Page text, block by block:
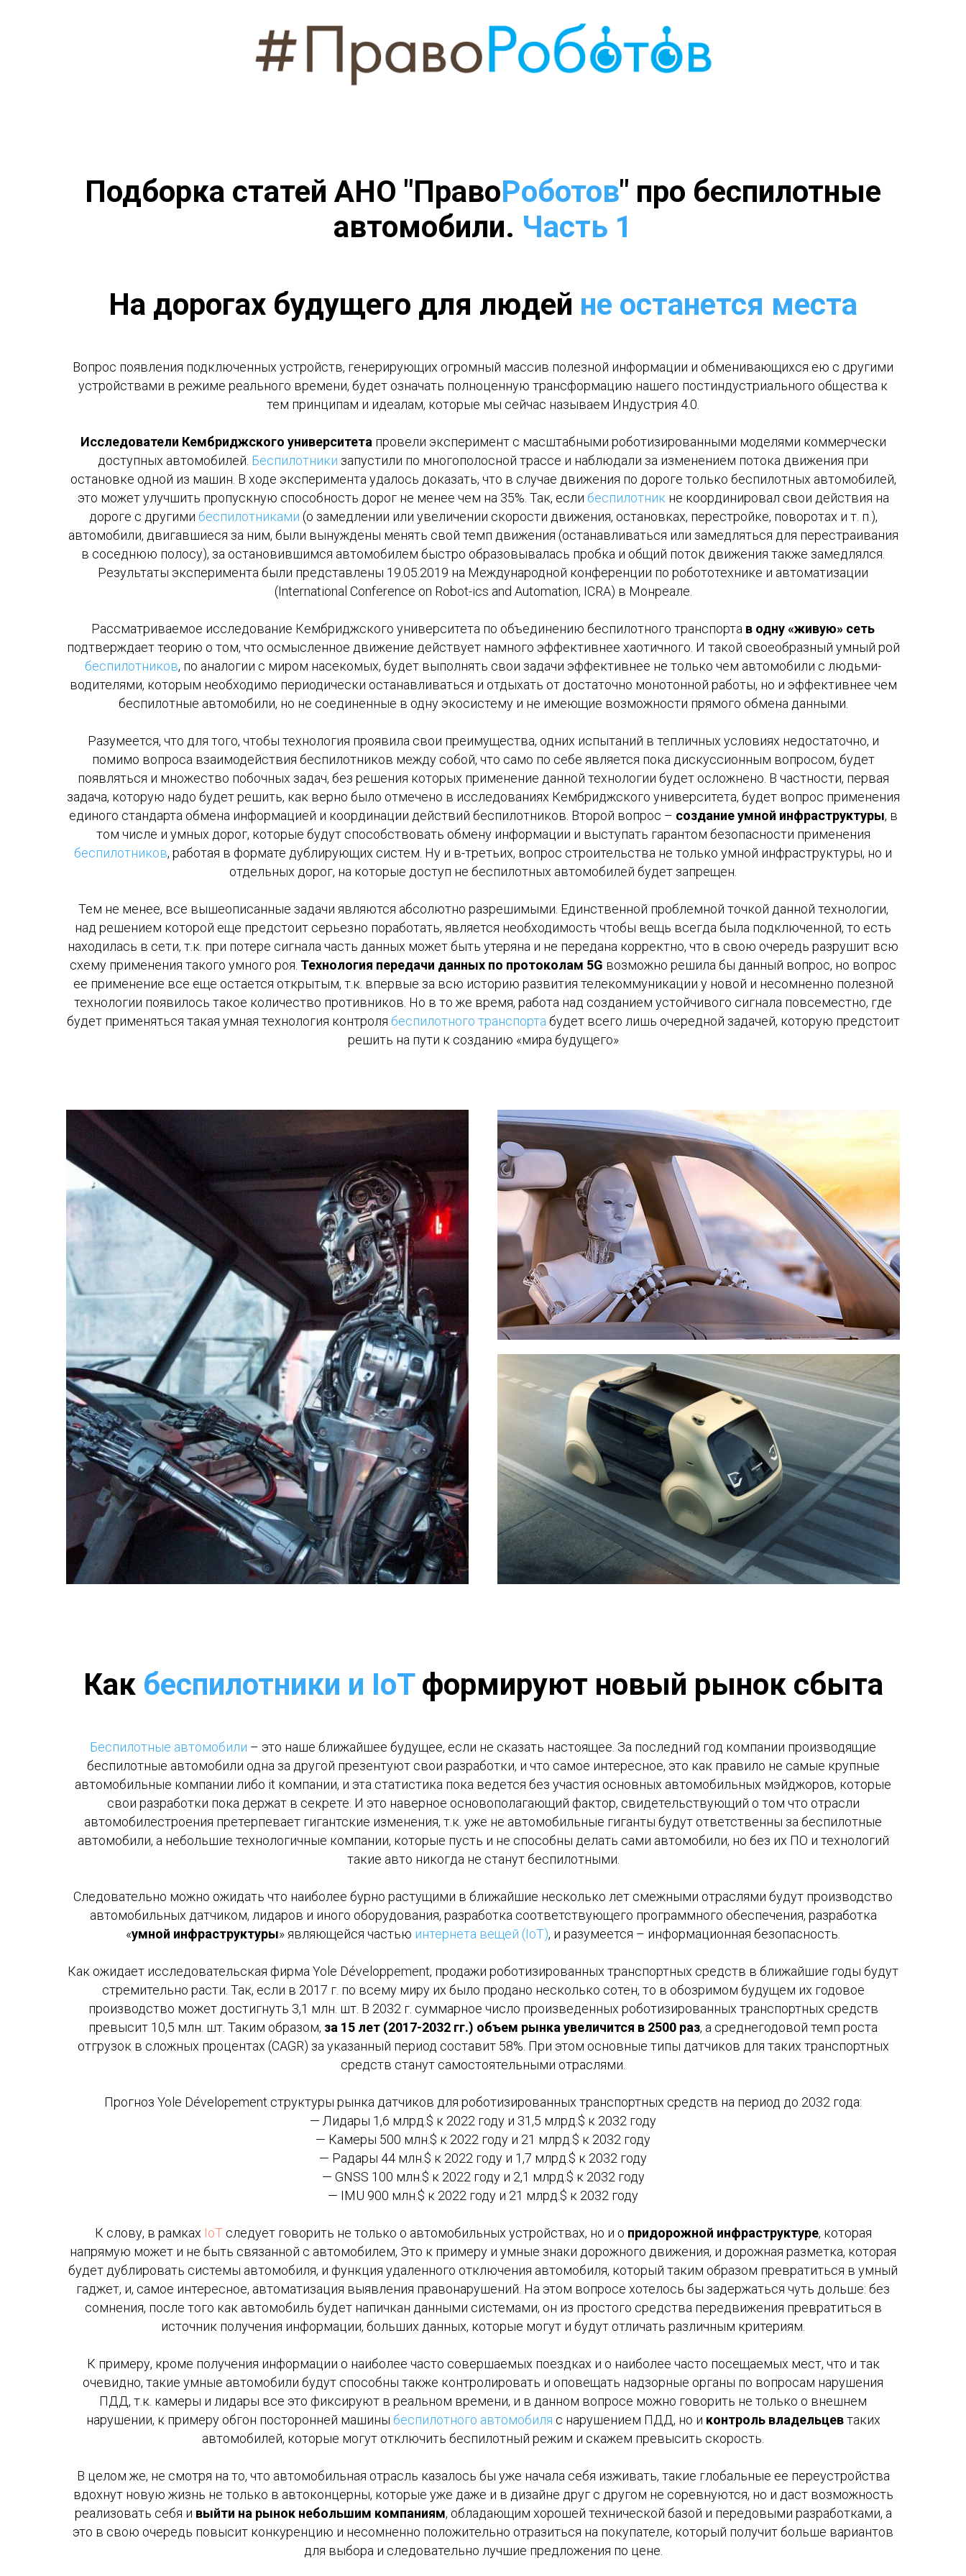
Подборка статей АНО "ПравоРоботов" про беспилотные
автомобили. Часть 1
На дорогах будущего для людей не останется места
Вопрос появления подключенных устройств, генерирующих огромный массив полезной информации и обменивающихся ею с другими
устройствами в режиме реального времени, будет означать полноценную трансформацию нашего постиндустриального общества к
тем принципам и идеалам, которые мы сейчас называем Индустрия 4.0.
Исследователи Кембриджского университета провели эксперимент с масштабными роботизированными моделями коммерчески
доступных автомобилей. Беспилотники запустили по многополосной трассе и наблюдали за изменением потока движения при
остановке одной из машин. В ходе эксперимента удалось доказать, что в случае движения по дороге только беспилотных автомобилей,
это может улучшить пропускную способность дорог не менее чем на 35%. Так, если беспилотник не координировал свои действия на
дороге с другими беспилотниками (о замедлении или увеличении скорости движения, остановках, перестройке, поворотах и т. п.),
автомобили, двигавшиеся за ним, были вынуждены менять свой темп движения (останавливаться или замедляться для перестраивания
в соседнюю полосу), за остановившимся автомобилем быстро образовывалась пробка и общий поток движения также замедлялся.
Результаты эксперимента были представлены 19.05.2019 на Международной конференции по робототехнике и автоматизации
(International Conference on Robot-ics and Automation, ICRA) в Монреале.
Рассматриваемое исследование Кембриджского университета по объединению беспилотного транспорта в одну «живую» сеть
подтверждает теорию о том, что осмысленное движение действует намного эффективнее хаотичного. И такой своеобразный умный рой
беспилотников, по аналогии с миром насекомых, будет выполнять свои задачи эффективнее не только чем автомобили с людьми-
водителями, которым необходимо периодически останавливаться и отдыхать от достаточно монотонной работы, но и эффективнее чем
беспилотные автомобили, но не соединенные в одну экосистему и не имеющие возможности прямого обмена данными.
Разумеется, что для того, чтобы технология проявила свои преимущества, одних испытаний в тепличных условиях недостаточно, и
помимо вопроса взаимодействия беспилотников между собой, что само по себе является пока дискуссионным вопросом, будет
появляться и множество побочных задач, без решения которых применение данной технологии будет осложнено. В частности, первая
задача, которую надо будет решить, как верно было отмечено в исследованиях Кембриджского университета, будет вопрос применения
единого стандарта обмена информацией и координации действий беспилотников. Второй вопрос – создание умной инфраструктуры, в
том числе и умных дорог, которые будут способствовать обмену информации и выступать гарантом безопасности применения
беспилотников, работая в формате дублирующих систем. Ну и в-третьих, вопрос строительства не только умной инфраструктуры, но и
отдельных дорог, на которые доступ не беспилотных автомобилей будет запрещен.
Тем не менее, все вышеописанные задачи являются абсолютно разрешимыми. Единственной проблемной точкой данной технологии,
над решением которой еще предстоит серьезно поработать, является необходимость чтобы вещь всегда была подключенной, то есть
находилась в сети, т.к. при потере сигнала часть данных может быть утеряна и не передана корректно, что в свою очередь разрушит всю
схему применения такого умного роя. Технология передачи данных по протоколам 5G возможно решила бы данный вопрос, но вопрос
ее применение все еще остается открытым, т.к. впервые за всю историю развития телекоммуникации у новой и несомненно полезной
технологии появилось такое количество противников. Но в то же время, работа над созданием устойчивого сигнала повсеместно, где
будет применяться такая умная технология контроля беспилотного транспорта будет всего лишь очередной задачей, которую предстоит
решить на пути к созданию «мира будущего»
Как беспилотники и IoTформируют новый рынок сбыта
Беспилотные автомобили – это наше ближайшее будущее, если не сказать настоящее. За последний год компании производящие
беспилотные автомобили одна за другой презентуют свои разработки, и что самое интересное, это как правило не самые крупные
автомобильные компании либо it компании, и эта статистика пока ведется без участия основных автомобильных мэйджоров, которые
свои разработки пока держат в секрете. И это наверное основополагающий фактор, свидетельствующий о том что отрасли
автомобилестроения претерпевает гигантские изменения, т.к. уже не автомобильные гиганты будут ответственны за беспилотные
автомобили, а небольшие технологичные компании, которые пусть и не способны делать сами автомобили, но без их ПО и технологий
такие авто никогда не станут беспилотными.
Следовательно можно ожидать что наиболее бурно растущими в ближайшие несколько лет смежными отраслями будут производство
автомобильных датчиком, лидаров и иного оборудования, разработка соответствующего программного обеспечения, разработка
«умной инфраструктуры» являющейся частью интернета вещей (IoT), и разумеется – информационная безопасность.
Как ожидает исследовательская фирма Yole Développement, продажи роботизированных транспортных средств в ближайшие годы будут
стремительно расти. Так, если в 2017 г. по всему миру их было продано несколько сотен, то в обозримом будущем их годовое
производство может достигнуть 3,1 млн. шт. В 2032 г. суммарное число произведенных роботизированных транспортных средств
превысит 10,5 млн. шт. Таким образом, за 15 лет (2017-2032 гг.) объем рынка увеличится в 2500 раз, а среднегодовой темп роста
отгрузок в сложных процентах (CAGR) за указанный период составит 58%. При этом основные типы датчиков для таких транспортных
средств станут самостоятельными отраслями.
Прогноз Yole Dévelopement структуры рынка датчиков для роботизированных транспортных средств на период до 2032 года:
— Лидары 1,6 млрд.$ к 2022 году и 31,5 млрд.$ к 2032 году
— Камеры 500 млн.$ к 2022 году и 21 млрд.$ к 2032 году
— Радары 44 млн.$ к 2022 году и 1,7 млрд.$ к 2032 году
— GNSS 100 млн.$ к 2022 году и 2,1 млрд.$ к 2032 году
— IMU 900 млн.$ к 2022 году и 21 млрд.$ к 2032 году
К слову, в рамках IoTследует говорить не только о автомобильных устройствах, но и о придорожной инфраструктуре, которая
напрямую может и не быть связанной с автомобилем, Это к примеру и умные знаки дорожного движения, и дорожная разметка, которая
будет дублировать системы автомобиля, и функция удаленного отключения автомобиля, который таким образом превратиться в умный
гаджет, и, самое интересное, автоматизация выявления правонарушений. На этом вопросе хотелось бы задержаться чуть дольше: без
сомнения, после того как автомобиль будет напичкан данными системами, он из простого средства передвижения превратиться в
источник получения информации, больших данных, которые могут и будут отличать различным критериям.
К примеру, кроме получения информации о наиболее часто совершаемых поездках и о наиболее часто посещаемых мест, что и так
очевидно, такие умные автомобили будут способны также контролировать и оповещать надзорные органы по вопросам нарушения
ПДД, т.к. камеры и лидары все это фиксируют в реальном времени, и в данном вопросе можно говорить не только о внешнем
нарушении, к примеру обгон посторонней машины беспилотного автомобиля с нарушением ПДД, но и контроль владельцевтаких
автомобилей, которые могут отключить беспилотный режим и скажем превысить скорость.
В целом же, не смотря на то, что автомобильная отрасль казалось бы уже начала себя изживать, такие глобальные ее переустройства
вдохнут новую жизнь не только в автоконцерны, которые уже даже и в дизайне друг с другом не соревнуются, но и даст возможность
реализовать себя и выйти на рынок небольшим компаниям, обладающим хорошей технической базой и передовыми разработками, а
это в свою очередь повысит конкуренцию и несомненно положительно отразиться на покупателе, который получит больше вариантов
для выбора и следовательно лучшие предложения по цене.